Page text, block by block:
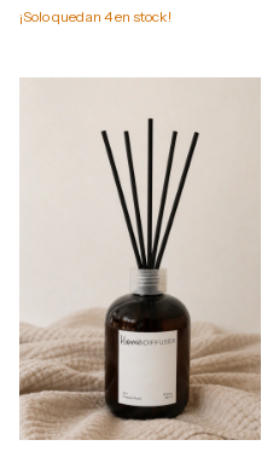
¡Solo quedan 4en stock!